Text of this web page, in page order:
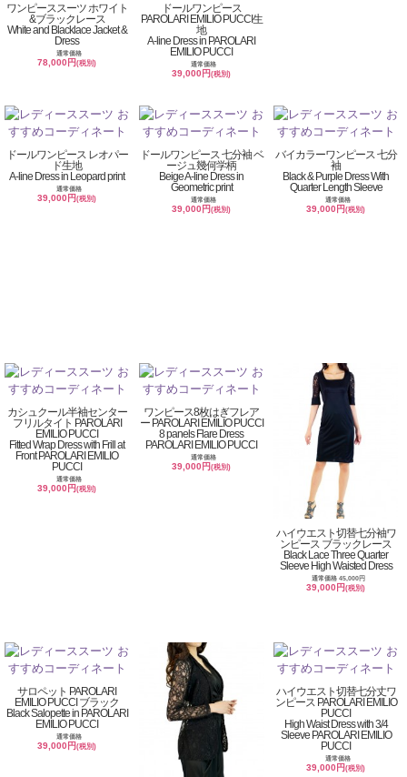
ワンピーススーツ ホワイト
&ブラックレース
White and Blacklace Jacket &
Dress
通常価格
78,000円(税別)
ドールワンピース
PAROLARI EMILIO PUCCI生
地
A-line Dress in PAROLARI
EMILIO PUCCI
通常価格
39,000円(税別)
ドールワンピース レオパー
ド生地
A-line Dress in Leopard print
通常価格
39,000円(税別)
ドールワンピース 七分袖 ベ
ージュ幾何学柄
Beige A-line Dress in
Geometric print
通常価格
39,000円(税別)
バイカラーワンピース 七分
袖
Black & Purple Dress With
Quarter Length Sleeve
通常価格
39,000円(税別)
カシュクール半袖センター
フリルタイト PAROLARI
EMILIO PUCCI
Fitted Wrap Dress with Frill at
Front PAROLARI EMILIO
PUCCI
通常価格
39,000円(税別)
ワンピース8枚はぎフレア
ー PAROLARI EMILIO PUCCI
8 panels Flare Dress
PAROLARI EMILIO PUCCI
通常価格
39,000円(税別)
ハイウエスト切替七分袖ワ
ンピース ブラックレース
Black Lace Three Quarter
Sleeve High Waisted Dress
通常価格 45,000円
39,000円(税別)
サロペット PAROLARI
EMILIO PUCCI ブラック
Black Salopette in PAROLARI
EMILIO PUCCI
通常価格
39,000円(税別)
ハイウエスト切替七分丈ワ
ンピース PAROLARI EMILIO
PUCCI
High Waist Dress with 3/4
Sleeve PAROLARI EMILIO
PUCCI
通常価格
39,000円(税別)